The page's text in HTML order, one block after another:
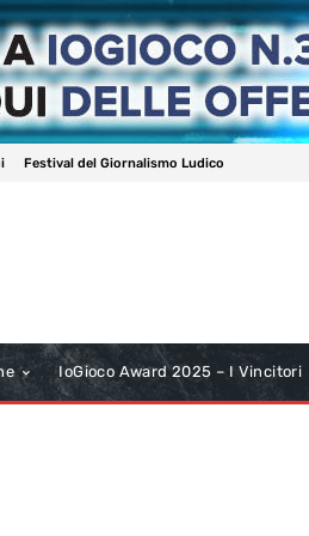
Festival del Giornalismo Ludico
IoGioco Award 2025 – I Vincitori